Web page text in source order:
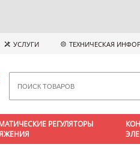
УСЛУГИ ТЕХНИЧЕСКАЯ
РЕГУЛЯТОРЫ